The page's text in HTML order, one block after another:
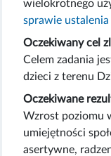
wielokrotnego
sprawie
Oczekiwany cel
Celem zadania
dzieci z terenu
Oczekiwane
Wzrost poziomu
umiejętności
asertywne,